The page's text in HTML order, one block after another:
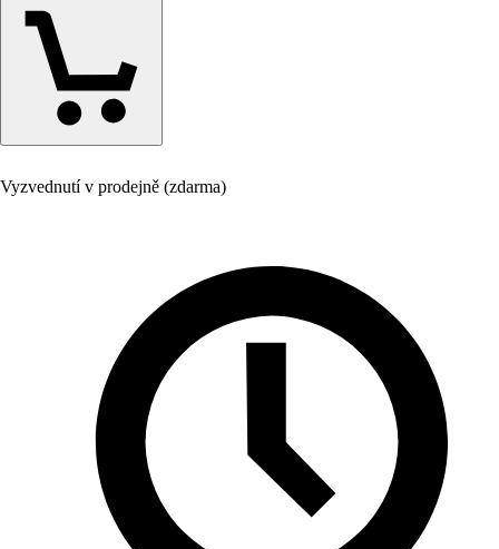
Vyzvednutí v prodejně (zdarma)